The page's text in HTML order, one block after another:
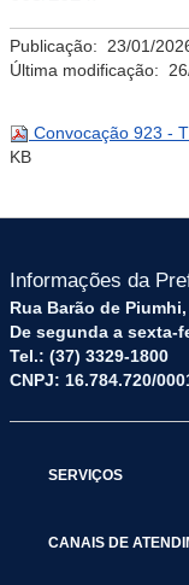
Publicação: 23/01/
Última modificação:
Convocação 923 -
KB
Informações da
Rua Barão de Piumhi,
De segunda a sexta-
Tel.: (37) 3329-1800
CNPJ: 16.784.720/
SERVIÇOS
CANAIS DE